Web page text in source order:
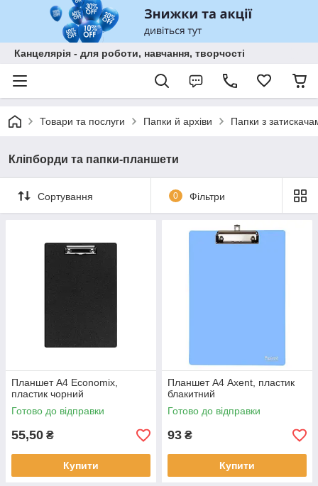
Канцелярія - для роботи, навчання, творчості
Товари та послуги Папки й архіви Папки з
Кліпборди та папки-планшети
Сортування 0 Фільтри
Планшет А4 Economix,
пластик чорний
Готово до відправки
55,50 ₴
Купити
Планшет А4 Axent, пластик
блакитний
Готово до відправки
93 ₴
Купити